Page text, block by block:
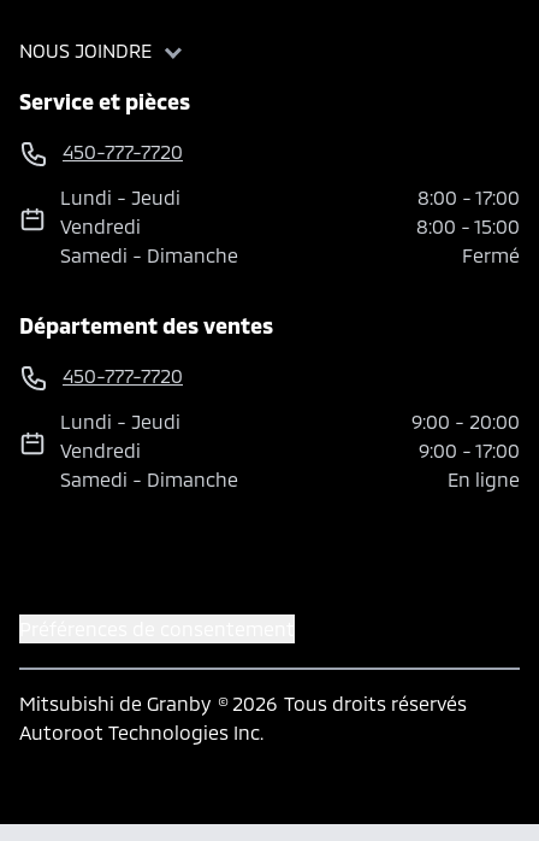
NOUS JOINDRE
Service et pièces
450-777-7720
Lundi -Jeudi 8:00 - 17:00
Vendredi
8:00 - 15:00
Samedi - Dimanche Fermé
Département des ventes
450-777-7720
Lundi -Jeudi 9:00 - 20:00
Vendredi
9:00 - 17:00
Samedi - Dimanche En ligne
Mitsubishi de Granby © 2026 Tous droits réservés
Autoroot Technologies Inc.